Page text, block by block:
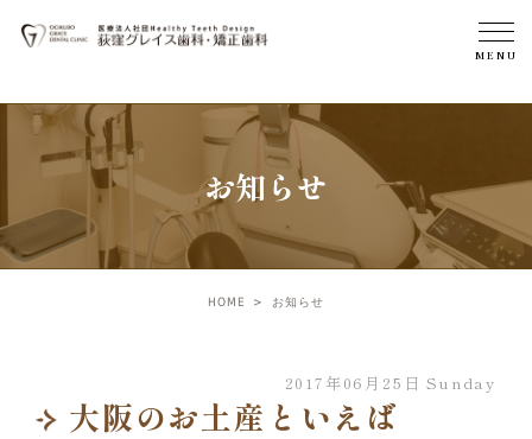
お知らせ
HOME お知らせ
2017年06月25日 Sunday
大阪のお土産といえば